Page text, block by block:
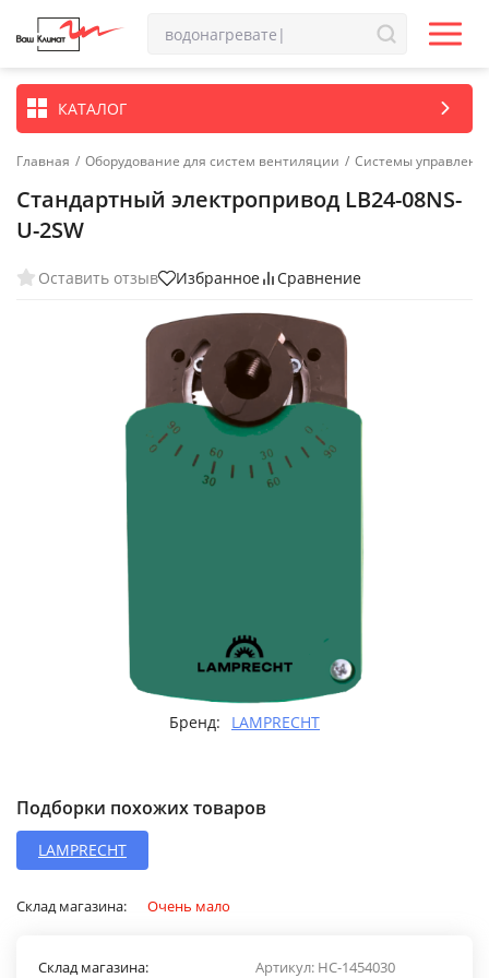
КАТАЛОГ
Главная / Оборудование для систем вентиляции / Системы
Стандартный электропривод LB24-08NS-
U-2SW
Оставить отзыв Избранное Сравнение
Бренд: LAMPRECHT
Подборки похожих товаров
LAMPRECHT
Склад магазина: Очень мало
Артикул: НС-1454030
Склад магазина: